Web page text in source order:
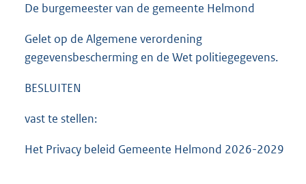
De burgemeester van de gemeente Helmond
Gelet op de Algemene verordening
gegevensbescherming en de Wet politiegegevens.
BESLUITEN
vast te stellen:
Het Privacy beleid Gemeente Helmond 2026-2029